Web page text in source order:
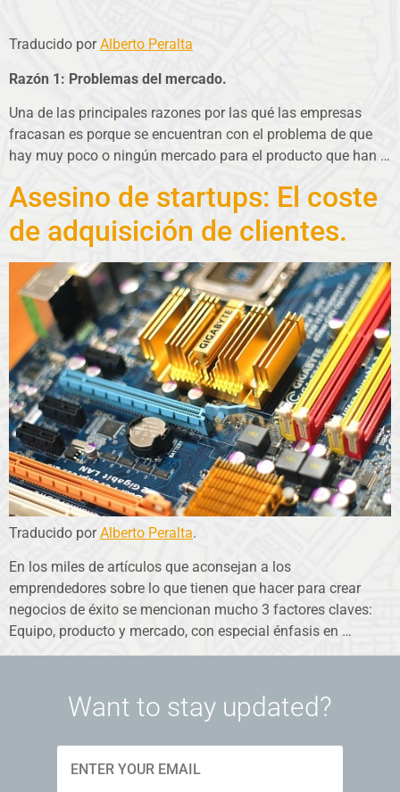
Traducido porAlberto Peralta
Razón 1: Problemas del mercado.
Una de las principales razones por las qué las empresas
fracasan es porque se encuentran con el problema de que
hay muy poco o ningún mercado para el producto que han …
Asesino de startups: El coste
de adquisición de clientes.
Traducido porAlberto Peralta.
En los miles de artículos que aconsejan a los
emprendedores sobre lo que tienen que hacer para crear
negocios de éxito se mencionan mucho 3 factores claves:
Equipo, producto y mercado, con especial énfasis en …
Want to stay updated?